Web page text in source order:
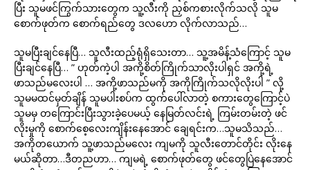
ပြီး သူမဖင်ကြွက်သားတွေက သူ့လီးကို ညှစ်ကစားလိုက်သလို သူမ
စောက်ဖုတ်က စောက်ရည်တွေ ဒလဟော လိုက်လာသည်…
သူမပြီးချင်နေပြီ… သူလီးထည့်ရုံရှိသေးတာ… သူ့အမိန့်သံကြောင့် သူမ
ပြီးချင်နေပြီ… ” ဟုတ်ကဲ့ပါ အကို့စိတ်ကြိုက်သာလိုးပါရှင် အကို့ရဲ့
ဖာသည်မလေးပါ … အကို့ဖာသည်မကို အကိုကြိုက်သလိုလိုးပါ ” လို့
သူမမထင်မှတ်ချိန် သူမပါးစပ်က ထွက်ပေါ်လာတဲ့ စကားတွေကြောင့်ပဲ
သူမမှ တကြောင်းပြီးသွားခဲ့ပေမယ့် နေမြတ်လင်းရဲ့ ကြမ်းတမ်းတဲ့ ဖင်
လိုးမှုကို စောက်စေ့လေးကျိန်းနေအောင် ချေရင်းက…သူမသိသည်…
အကိုတယောက် သူ့ဖာသည်မလေး ကျမကို သူလီးတောင်တိုင်း လိုးနေ
မယ်ဆိုတာ…ဒီတညဟာ… ကျမရဲ့ စောက်ဖုတ်တွေ ဖင်တွေပြဲနေအောင်